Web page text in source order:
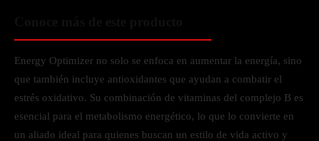
Energy Optimizer no solo se enfoca en aumentar la energía, sino
que también incluye antioxidantes que ayudan a combatir el
estrés oxidativo. Su combinación de vitaminas del complejo B es
esencial para el metabolismo energético, lo que lo convierte en
un aliado ideal para quienes buscan un estilo de vida activo y